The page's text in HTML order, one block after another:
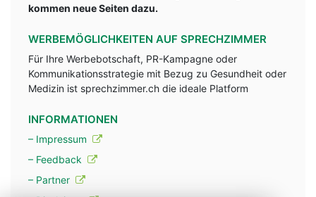
kommen neue Seiten dazu.
WERBEMÖGLICHKEITEN AUF SPRECHZIMMER
Für Ihre Werbebotschaft, PR-Kampagne oder
Kommunikationsstrategie mit Bezug zu Gesundheit oder
Medizin ist sprechzimmer.ch die ideale Platform
INFORMATIONEN
– Impressum
– Feedback
– Partner